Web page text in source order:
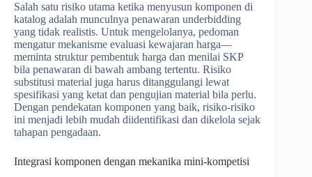
Salah satu risiko utama ketika menyusun komponen di
katalog adalah munculnya penawaran underbidding
yang tidak realistis. Untuk mengelolanya, pedoman
mengatur mekanisme evaluasi kewajaran harga—
meminta struktur pembentuk harga dan menilai SKP
bila penawaran di bawah ambang tertentu. Risiko
substitusi material juga harus ditanggulangi lewat
spesifikasi yang ketat dan pengujian material bila perlu.
Dengan pendekatan komponen yang baik, risiko-risiko
ini menjadi lebih mudah diidentifikasi dan dikelola sejak
tahapan pengadaan.
Integrasi komponen dengan mekanika mini-kompetisi